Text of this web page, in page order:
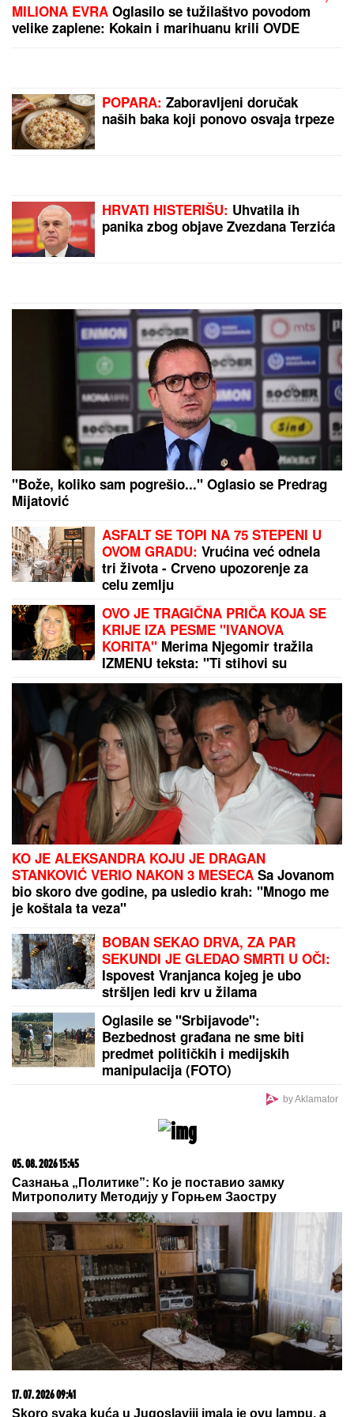
(FOTO) BALONI, CVEĆE I PRELEPA DEKORACIJA
Dea Đurđević preuredila stan za dolazak naslednice,
sve u znaku male Iris: "Dobrodošla, ljubavi"
TAKSISTUSad prvi put otkrila
detalje: "Nisam htela da platim,
prebila sam ga"
Razveo se naš poznati estradni par! Svi su mislili da
imaju idealan brak: "Muka mi je više"
U SRBIJU STIŽEZAHLAĐENjE, ALI TO NIJE DOBRA
VEST! Meteorolog otkrio paklenu prognozu za
avgust, dva dela zemlje na najjačem udaru
BOBAN SEKAO DRVA, ZA PAR SEKUNDI JE
GLEDAO SMRTI U OČI:Ispovest Vranjanca kojeg je
ubo stršljen ledi krv u žilama
PREPORUKA ZA VAS
"Ne daj Bože da meni dete kaže nešto ružno! Ja sam
njih pratila": Pevačica otkrila šta je sve radila zbog
dece, o ovome nikada nije pričala
"OSTATAK ŽIVOTA POSVEĆUJEM
STVARIMA"Jovana Jeremić poslala